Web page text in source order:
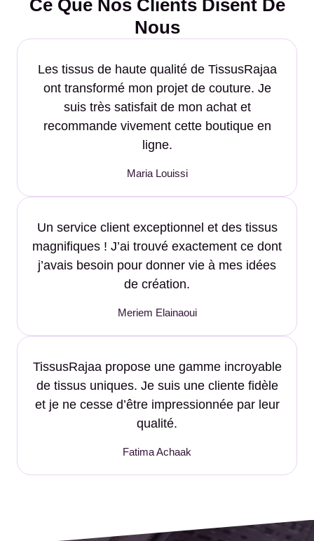
Ce Que Nos Clients Disent De
Nous
Les tissus de haute qualité de TissusRajaa
ont transformé mon projet de couture. Je
suis très satisfait de mon achat et
recommande vivement cette boutique en
ligne.
Maria Louissi
Un service client exceptionnel et des tissus
magnifiques ! J’ai trouvé exactement ce dont
j’avais besoin pour donner vie à mes idées
de création.
Meriem Elainaoui
TissusRajaa propose une gamme incroyable
de tissus uniques. Je suis une cliente fidèle
et je ne cesse d’être impressionnée par leur
qualité.
Fatima Achaak